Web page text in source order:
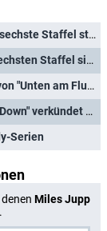
"Grantchester": UK-Starttermin für sechste Staffel steht fest
"Grantchester": Dreharbeiten zur sechsten Staffel sind gestartet
"Watership Down": Neue Adaption von "Unten am Fluss" kommt zu Weihnachten
BBC- und Netflix-Serie "Watership Down" verkündet namhaften Sprecher-Cast
Serien
Miles Jupp